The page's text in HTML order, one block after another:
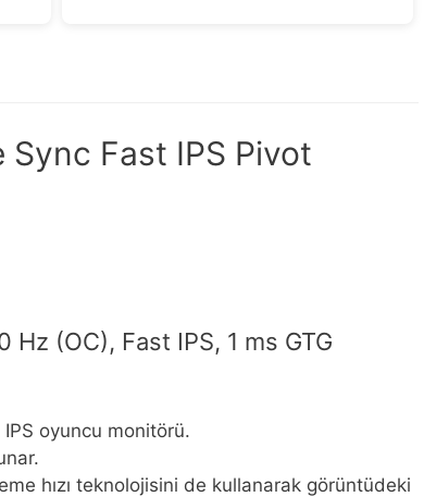
Sync Fast IPS Pivot
(OC), Fast IPS, 1 ms GTG
oyuncu monitörü.
hızı teknolojisini de kullanarak görüntüdeki